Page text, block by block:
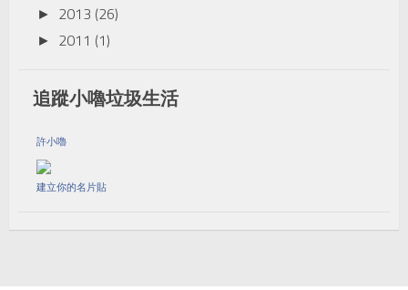
► 2013 (26)
► 2011 (1)
追蹤小嚕垃圾生活
許小嚕
建立你的名片貼